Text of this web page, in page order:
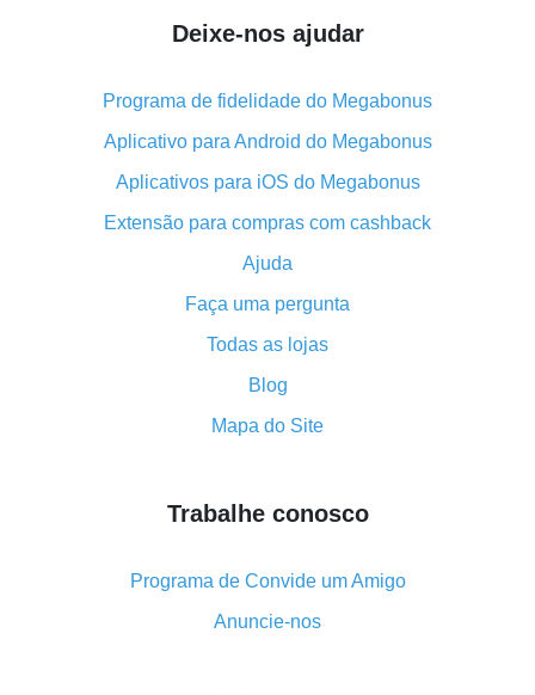
O melhor lugar para baixar o cashback do Aliexpress e
Qual o plug-in de cashback do Aliexpress e quais as
suas vantagens
Cashback do aplicativo móvel do AliExpress -
vantagens do plug-in
O cashback em dobro no Aliexpress foi cancelado!
Como usar o cashback no Aliexpress - manual
resumido
Tudo sobre como o cashback funciona no AliExpress
Código promocional do AliExpress - como ele
Como obter cashback no AliExpress - visão geral de
Cashback no AliExpress - avaliações de clientes
8% de cashback no AliExpress - poupar dinheiro de
Deixe-nos ajudar
Programa de fidelidade do Megabonus
Aplicativo para Android do Megabonus
Aplicativos para iOS do Megabonus
Extensão para compras com cashback
Ajuda
Faça uma pergunta
Todas as lojas
Blog
Mapa do Site
Trabalhe conosco
Programa de Convide um Amigo
Anuncie-nos